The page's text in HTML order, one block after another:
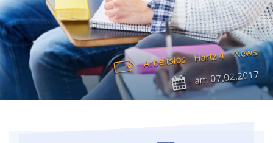
Arbeitslos Hartz 4 News
am07.02.2017